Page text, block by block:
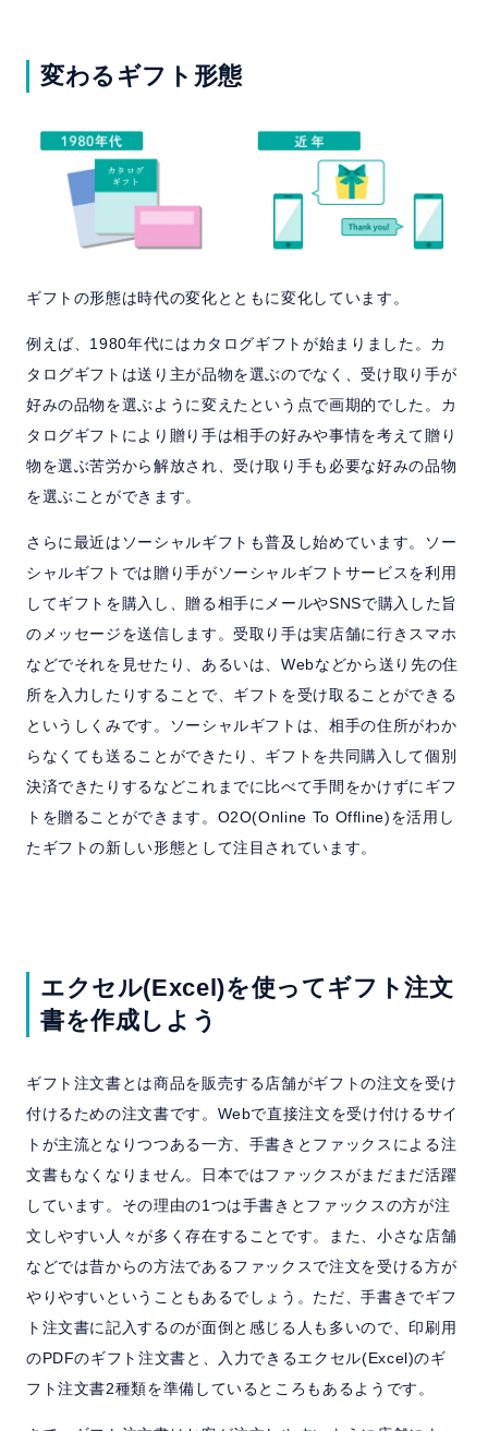
変わるギフト形態
ギフトの形態は時代の変化とともに変化しています。
例えば、1980年代にはカタログギフトが始まりました。カ
タログギフトは送り主が品物を選ぶのでなく、受け取り手が
好みの品物を選ぶように変えたという点で画期的でした。カ
タログギフトにより贈り手は相手の好みや事情を考えて贈り
物を選ぶ苦労から解放され、受け取り手も必要な好みの品物
を選ぶことができます。
さらに最近はソーシャルギフトも普及し始めています。ソー
シャルギフトでは贈り手がソーシャルギフトサービスを利用
してギフトを購入し、贈る相手にメールやSNSで購入した旨
のメッセージを送信します。受取り手は実店舗に行きスマホ
などでそれを見せたり、あるいは、Webなどから送り先の住
所を入力したりすることで、ギフトを受け取ることができる
というしくみです。ソーシャルギフトは、相手の住所がわか
らなくても送ることができたり、ギフトを共同購入して個別
決済できたりするなどこれまでに比べて手間をかけずにギフ
トを贈ることができます。O2O(Online To Offline)を活用し
たギフトの新しい形態として注目されています。
エクセル(Excel)を使ってギフト注文
書を作成しよう
ギフト注文書とは商品を販売する店舗がギフトの注文を受け
付けるための注文書です。Webで直接注文を受け付けるサイ
トが主流となりつつある一方、手書きとファックスによる注
文書もなくなりません。日本ではファックスがまだまだ活躍
しています。その理由の1つは手書きとファックスの方が注
文しやすい人々が多く存在することです。また、小さな店舗
などでは昔からの方法であるファックスで注文を受ける方が
やりやすいということもあるでしょう。ただ、手書きでギフ
ト注文書に記入するのが面倒と感じる人も多いので、印刷用
のPDFのギフト注文書と、入力できるエクセル(Excel)のギ
フト注文書2種類を準備しているところもあるようです。